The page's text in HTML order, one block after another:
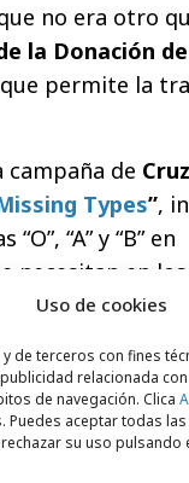
Uso de cookies
de terceros con fines
relacionada
de navegación. Clica
Puedes aceptar todas
su uso pulsando
no era otro
la Donación
permite la
de
Types”,
“A” y “B” en
necesitan en los